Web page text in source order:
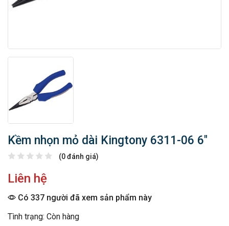
Kềm nhọn mỏ dài Kingtony 6311-06 6″
(0 đánh giá)
Liên hệ
Có 337 người đã xem sản phẩm này
Tình trạng: Còn hàng